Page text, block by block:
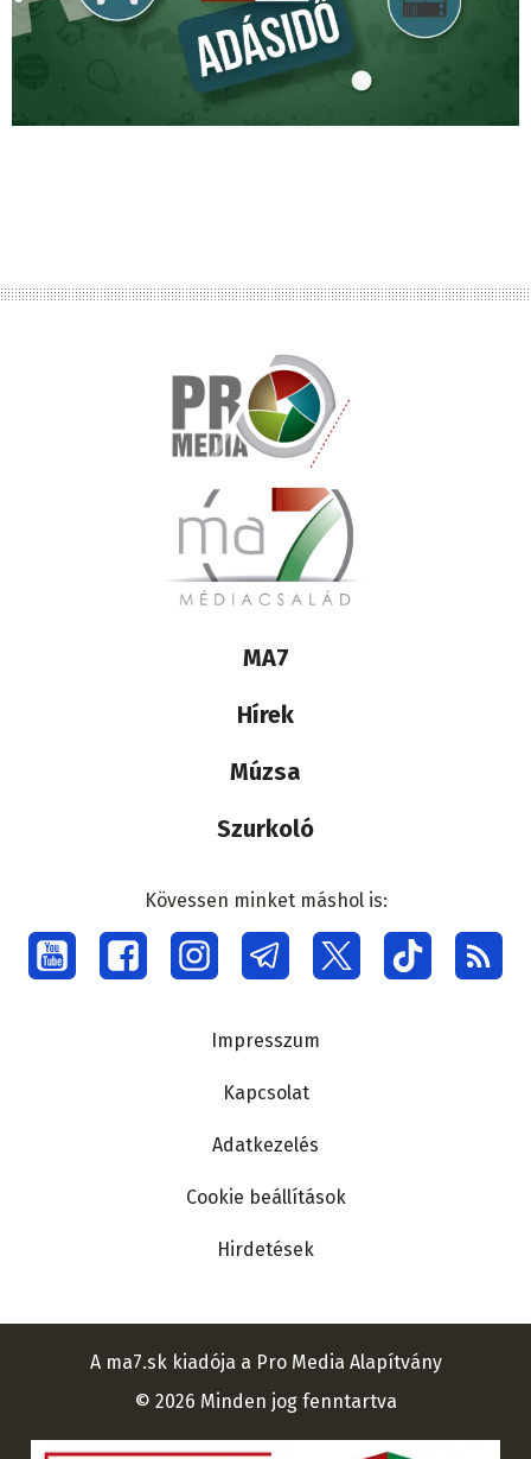
Lábléc
médiacsalád
MA7
Hírek
Múzsa
Szurkoló
Social
menu
Kövessen minket máshol is:
Impresszum
Kapcsolat
Adatkezelés
Cookie beállítások
Hirdetések
A ma7.sk kiadója a Pro Media Alapítvány
© 2026 Minden jog fenntartva